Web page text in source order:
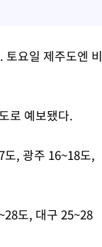
요일 제주도엔 비
로 예보됐다.
, 광주 16~18도,
도, 대구 25~28